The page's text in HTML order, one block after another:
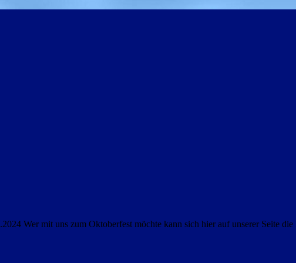
Wer mit uns zum Oktoberfest möchte kann sich hier auf unserer Seite